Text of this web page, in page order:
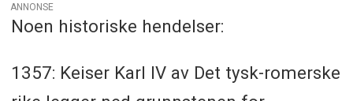
ANNONSE
Noen historiske hendelser:
1357: Keiser Karl IV av Det tysk-romerske